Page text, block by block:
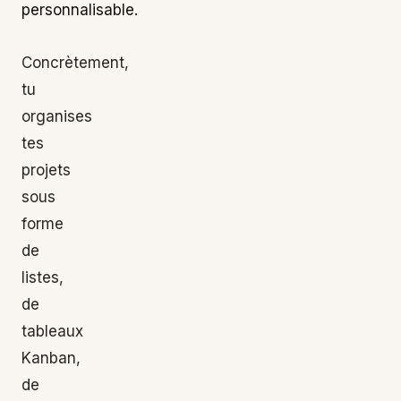
personnalisable.
Concrètement,
tu
organises
tes
projets
sous
forme
de
listes,
de
tableaux
Kanban,
de